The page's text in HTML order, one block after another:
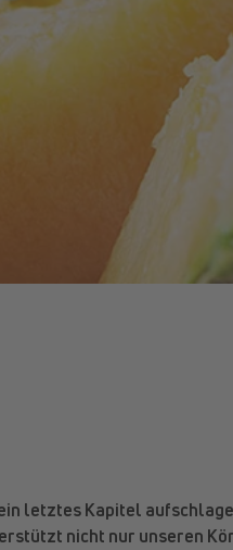
letztes Kapitel
nicht nur unseren